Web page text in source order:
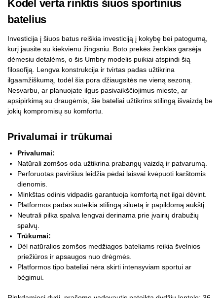
Kodėl verta rinktis šiuos sportinius
batelius
Investicija į šiuos batus reiškia investiciją į kokybę bei patogumą,
kurį jausite su kiekvienu žingsniu. Boto prekės ženklas garsėja
dėmesiu detalėms, o šis Umbry modelis puikiai atspindi šią
filosofiją. Lengva konstrukcija ir tvirtas padas užtikrina
ilgaamžiškumą, todėl šia pora džiaugsitės ne vieną sezoną.
Nesvarbu, ar planuojate ilgus pasivaikščiojimus mieste, ar
apsipirkimą su draugėmis, šie bateliai užtikrins stilingą išvaizdą be
jokių kompromisų su komfortu.
Privalumai ir trūkumai
Privalumai:
Natūrali zomšos oda užtikrina prabangų vaizdą ir patvarumą.
Perforuotas paviršius leidžia pėdai laisvai kvėpuoti karštomis
dienomis.
Minkštas odinis vidpadis garantuoja komfortą net ilgai dėvint.
Platformos padas suteikia stilingą siluetą ir papildomą aukštį.
Neutrali pilka spalva lengvai derinama prie įvairių drabužių
spalvų.
Trūkumai:
Dėl natūralios zomšos medžiagos bateliams reikia švelnios
priežiūros ir apsaugos nuo drėgmės.
Platformos tipo bateliai nėra skirti intensyviam sportui ar
bėgimui.